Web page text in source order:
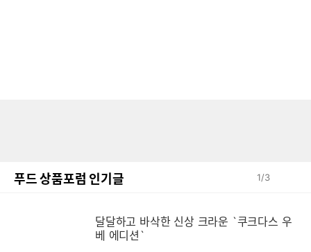
푸드 상품포럼 인기글 1/3
달달하고 바삭한 신상 크라운 `쿠크다스 우
베 에디션`